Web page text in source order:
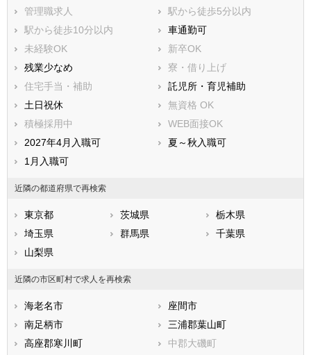
南足柄市
綾瀬市
三浦郡葉山町
高座郡寒川町
中郡大磯町
中郡二宮町
足柄上郡中井町
足柄上郡大井町
足柄上郡松田町
足柄上郡山北町
足柄上郡開成町
足柄下郡箱根町
足柄下郡真鶴町
足柄下郡湯河原町
愛甲郡愛川町
愛甲郡清川村
管理職求人
駅から徒歩5分以内
駅から徒歩10分以内
車通勤可
未経験OK
新卒OK
残業少なめ
寮・借り上げ
住宅手当・補助
託児所・育児補助
土日祝休
無資格 OK
積極採用中
WEB面接OK
2027年4月入職可
夏～秋入職可
1月入職可
近隣の都道府県で再検索
東京都 茨城県
栃木県
埼玉県
群馬県
千葉県
山梨県
近隣の市区町村で求人を再検索
海老名市
座間市
南足柄市
三浦郡葉山町
高座郡寒川町
中郡大磯町